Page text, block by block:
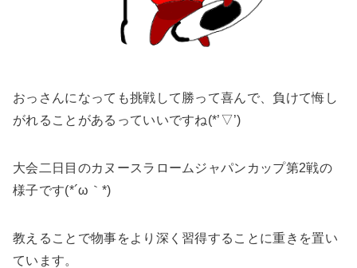
おっさんになっても挑戦して勝って喜んで、負けて悔し
がれることがあるっていいですね(*’▽’)
大会二日目のカヌースラロームジャパンカップ第2戦の
様子です(*´ω｀*)
教えることで物事をより深く習得することに重きを置い
ています。